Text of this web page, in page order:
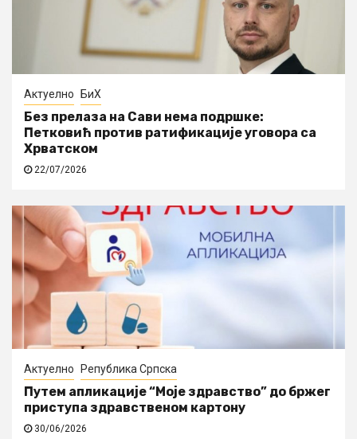
Актуелно БиХ
Без прелаза на Сави нема подршке:
Петковић против ратификације уговора са
Хрватском
22/07/2026
Актуелно Република Српска
Путем апликације “Моје здравство” до бржег
приступа здравственом картону
30/06/2026